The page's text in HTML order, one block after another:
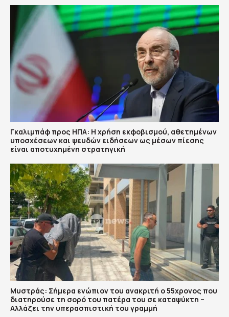
Γκαλιμπάφ προς ΗΠΑ: Η χρήση εκφοβισμού, αθετημένων
υποσχέσεων και ψευδών ειδήσεων ως μέσων πίεσης
είναι αποτυχημένη στρατηγική
Μυστράς: Σήμερα ενώπιον του ανακριτή ο 55χρονος που
διατηρούσε τη σορό του πατέρα του σε καταψύκτη –
Αλλάζει την υπερασπιστική του γραμμή